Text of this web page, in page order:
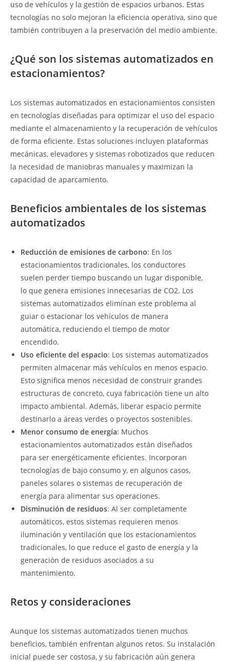
uso de vehículos y la gestión de espacios urbanos. Estas
tecnologías no solo mejoran la eficiencia operativa, sino que
también contribuyen a la preservación del medio ambiente.
¿Qué son los sistemas automatizados en
estacionamientos?
Los sistemas automatizados en estacionamientos consisten
en tecnologías diseñadas para optimizar el uso del espacio
mediante el almacenamiento y la recuperación de vehículos
de forma eficiente. Estas soluciones incluyen plataformas
mecánicas, elevadores y sistemas robotizados que reducen
la necesidad de maniobras manuales y maximizan la
capacidad de aparcamiento.
Beneficios ambientales de los sistemas
automatizados
Reducción de emisiones de carbono: En los
estacionamientos tradicionales, los conductores
suelen perder tiempo buscando un lugar disponible,
lo que genera emisiones innecesarias de CO2. Los
sistemas automatizados eliminan este problema al
guiar o estacionar los vehículos de manera
automática, reduciendo el tiempo de motor
encendido.
Uso eficiente del espacio: Los sistemas automatizados
permiten almacenar más vehículos en menos espacio.
Esto significa menos necesidad de construir grandes
estructuras de concreto, cuya fabricación tiene un alto
impacto ambiental. Además, liberar espacio permite
destinarlo a áreas verdes o proyectos sostenibles.
Menor consumo de energía: Muchos
estacionamientos automatizados están diseñados
para ser energéticamente eficientes. Incorporan
tecnologías de bajo consumo y, en algunos casos,
paneles solares o sistemas de recuperación de
energía para alimentar sus operaciones.
Disminución de residuos: Al ser completamente
automáticos, estos sistemas requieren menos
iluminación y ventilación que los estacionamientos
tradicionales, lo que reduce el gasto de energía y la
generación de residuos asociados a su
mantenimiento.
Retos y consideraciones
Aunque los sistemas automatizados tienen muchos
beneficios, también enfrentan algunos retos. Su instalación
inicial puede ser costosa, y su fabricación aún genera